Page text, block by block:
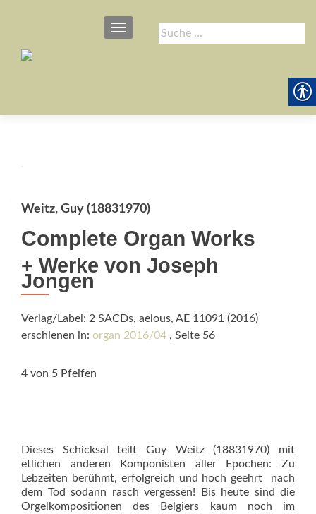
Suche
nach:
SCHALTE NAVIGATION
Weitz, Guy (18831970)
Complete Organ Works
+ Werke von Joseph
Jongen
Verlag/Label: 2 SACDs, aelous, AE 11091 (2016)
erschienen in: organ 2016/04 , Seite 56
4 von 5 Pfeifen
Dieses Schicksal teilt Guy Weitz (18831970) mit
etlichen anderen Komponisten aller Epochen: Zu
Lebzeiten berühmt, erfolgreich und hoch geehrt  nach
dem Tod sodann rasch vergessen! Bis heute sind die
Orgelkompositionen des Belgiers kaum noch im